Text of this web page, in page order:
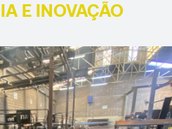
E INOVAÇÃO